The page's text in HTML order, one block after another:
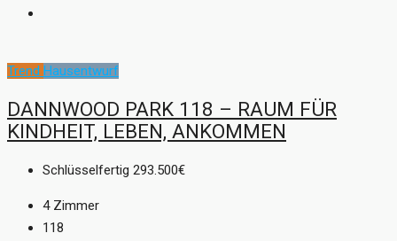
Trend Hausentwurf
DANNWOOD PARK 118 – RAUM FÜR
KINDHEIT, LEBEN, ANKOMMEN
Schlüsselfertig 293.500€
4 Zimmer
118